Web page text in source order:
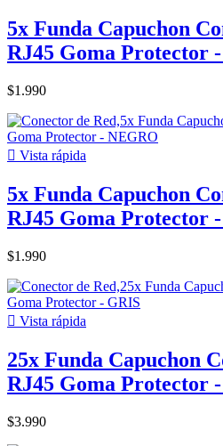
5x Funda Capuchon
RJ45 Goma Protector
$1.990
 Vista rápida
5x Funda Capuchon
RJ45 Goma Protector
$1.990
 Vista rápida
25x Funda Capuchon
RJ45 Goma Protector
$3.990